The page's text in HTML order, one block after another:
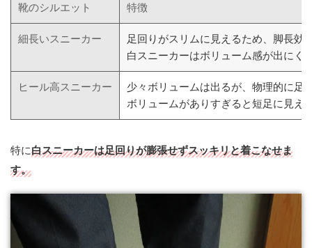
靴のシルエット 特徴
細長いスニーカー
足回りがスリムに見えるため、脚長効
白スニーカーはボリューム感が出にく
ヒール高スニーカー
少々ボリュームは出るが、物理的に足
ボリュームがありすぎると短足に見え
特に白スニーカーは足回りが膨張せずスッキリと着こなせま
す。